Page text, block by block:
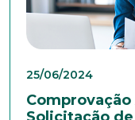
25/06/2024
Endereço